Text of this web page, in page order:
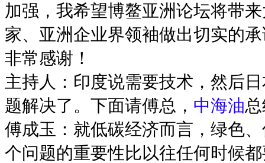
加强，我希望博鳌亚洲论坛将带
家、亚洲企业界领袖做出切实的
非常感谢！
主持人：印度说需要技术，然后
题解决了。下面请傅总， 中海油
傅成玉：就低碳经济而言，绿色
个问题的重要性比以往任何时候